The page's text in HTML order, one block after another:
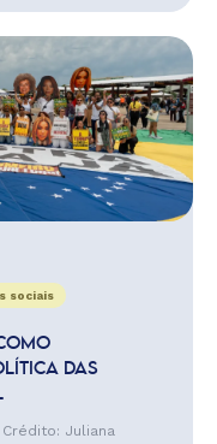
sociais
DAS
Juliana